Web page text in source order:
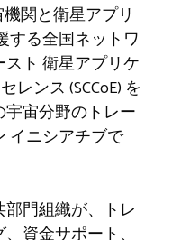
機関と衛星アプリ
する全国ネットワ
ト 衛星アプリケ
レンス (SCCoE) を
宙分野のトレー
イニシアチブで
門組織が、トレ
資金サポート、